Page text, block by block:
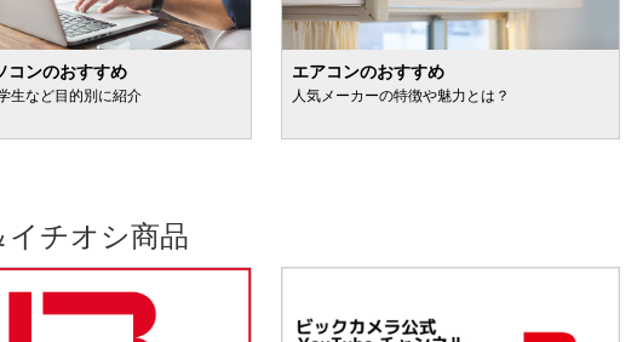
コンのおすすめ
生など目的別に紹介
エアコンのおすすめ
人気メーカーの特徴や魅力とは？
イチオシ商品